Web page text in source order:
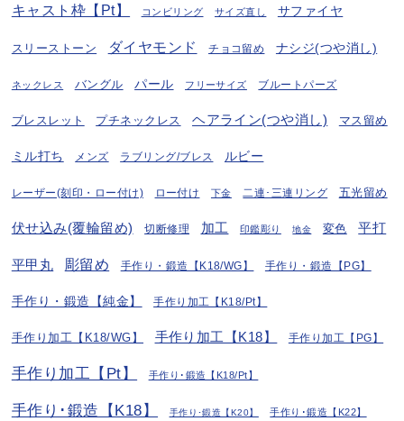
キャスト枠【Pt】 コンビリング サイズ直し サファイヤ
スリーストーン ダイヤモンド チョコ留め ナシジ(つや消し)
ネックレス バングル パール フリーサイズ ブルートパーズ
ブレスレット プチネックレス ヘアライン(つや消し) マス留め
ミル打ち メンズ ラブリング/ブレス ルビー
レーザー(刻印・ロー付け) ロー付け 下金 二連･三連リング 五光留め
伏せ込み(覆輪留め) 切断修理 加工 印鑑彫り 地金 変色 平打
平甲丸 彫留め 手作り・鍛造【K18/WG】 手作り・鍛造【PG】
手作り・鍛造【純金】 手作り加工【K18/Pt】
手作り加工【K18/WG】 手作り加工【K18】 手作り加工【PG】
手作り加工【Pt】 手作り･鍛造【K18/Pt】
手作り･鍛造【K18】 手作り･鍛造【K20】 手作り･鍛造【K22】